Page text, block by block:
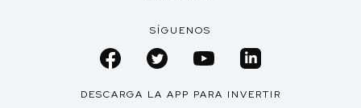
SÍGUENOS
DESCARGA LA APP PARA INVERTIR